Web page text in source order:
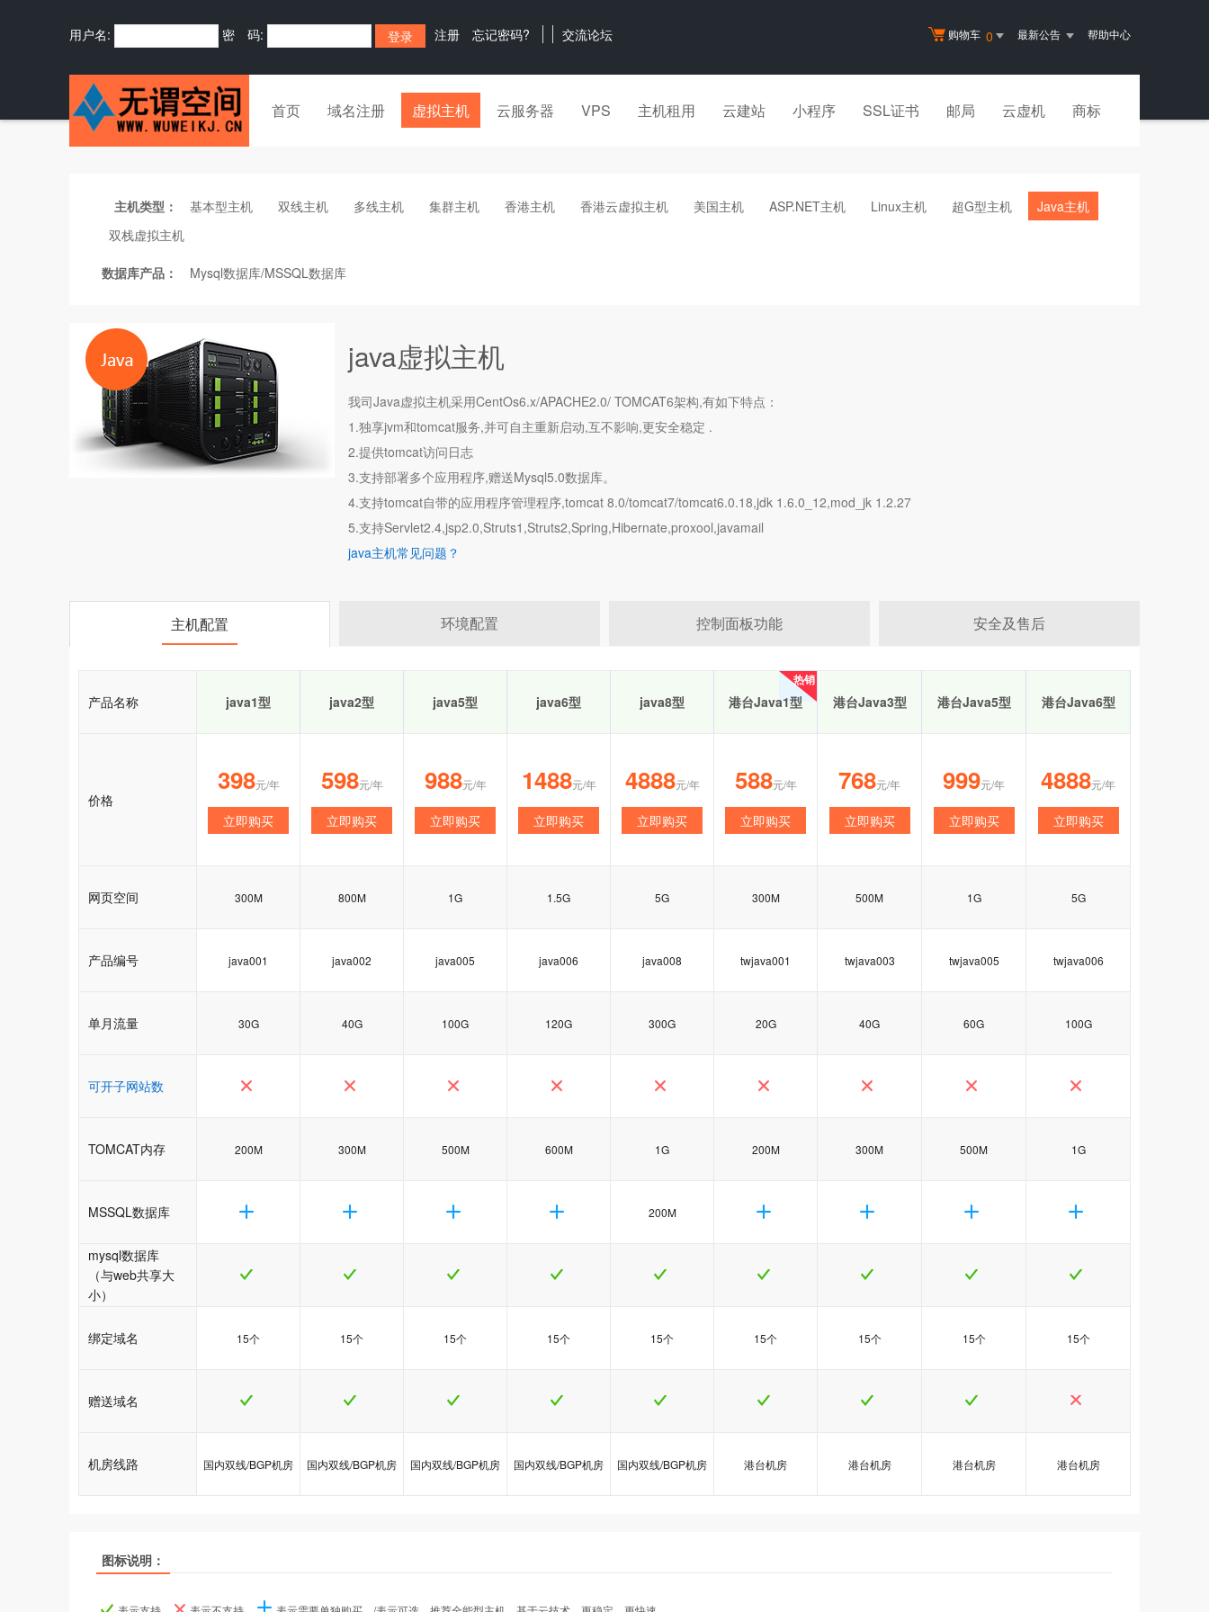
购物车 0 最新公告 帮助中心
用户名: 密 码: 注册 忘记密码? 交流论坛
首页 域名注册 虚拟主机 云服务器 VPS 主机租用 云建站 小程序 SSL证书 邮局 云虚机 商标
主机类型： 基本型主机 双线主机 多线主机 集群主机 香港主机 香港云虚拟主机 美国主机 ASP.NET主机 Linux主机 超G型主机
Java主机
双栈虚拟主机
数据库产品： Mysql数据库/MSSQL数据库
java虚拟主机
我司Java虚拟主机采用CentOs6.x/APACHE2.0/ TOMCAT6架构,有如下特点：
1.独享jvm和tomcat服务,并可自主重新启动,互不影响,更安全稳定 .
2.提供tomcat访问日志
3.支持部署多个应用程序,赠送Mysql5.0数据库。
4.支持tomcat自带的应用程序管理程序,tomcat 8.0/tomcat7/tomcat6.0.18,jdk 1.6.0_12,mod_jk 1.2.27
5.支持Servlet2.4,jsp2.0,Struts1,Struts2,Spring,Hibernate,proxool,javamail
java主机常见问题？
主机配置 环境配置 控制面板功能 安全及售后
产品名称 java1型 java2型 java5型 java6型 java8型
热销
热销
港台Java1型 港台Java3型 港台Java5型 港台Java6型
价格
398元/年
立即购买
598元/年
立即购买
988元/年
立即购买
1488元/年
立即购买
4888元/年
立即购买
588元/年
立即购买
768元/年
立即购买
999元/年
立即购买
4888元/年
立即购买
网页空间 300M 800M 1G 1.5G 5G 300M 500M 1G 5G
产品编号 java001 java002 java005 java006 java008 twjava001 twjava003 twjava005 twjava006
单月流量 30G 40G 100G 120G 300G 20G 40G 60G 100G
可开子网站数
TOMCAT内存 200M 300M 500M 600M 1G 200M 300M 500M 1G
MSSQL数据库 200M
mysql数据库
（与web共享大
小）
绑定域名 15个 15个 15个 15个 15个 15个 15个 15个 15个
赠送域名
机房线路 国内双线/BGP机房 国内双线/BGP机房 国内双线/BGP机房 国内双线/BGP机房 国内双线/BGP机房 港台机房 港台机房 港台机房 港台机房
产品名称
产品名称
产品名称
图标说明：